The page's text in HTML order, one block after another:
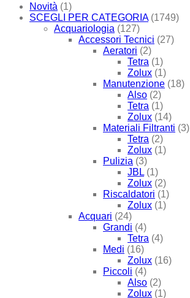
Novità (1)
SCEGLI PER CATEGORIA (1749)
Acquariologia (127)
Accessori Tecnici (27)
Aeratori (2)
Tetra (1)
Zolux (1)
Manutenzione (18)
Also (2)
Tetra (1)
Zolux (14)
Materiali Filtranti (3)
Tetra (2)
Zolux (1)
Pulizia (3)
JBL (1)
Zolux (2)
Riscaldatori (1)
Zolux (1)
Acquari (24)
Grandi (4)
Tetra (4)
Medi (16)
Zolux (16)
Piccoli (4)
Also (2)
Zolux (1)